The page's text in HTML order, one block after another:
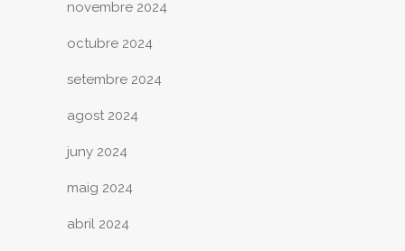
novembre 2024
octubre 2024
setembre 2024
agost 2024
juny 2024
maig 2024
abril 2024